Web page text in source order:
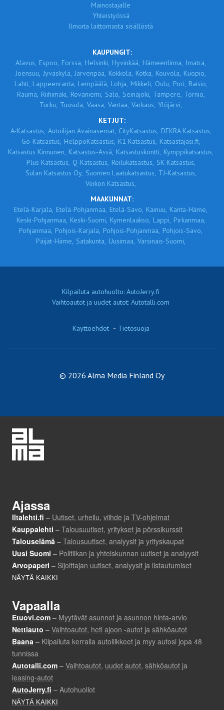
Mainostajalle
Yhteistyössä
Ilmoita laittomasta sisällöstä
KAUPUNGIT:
Alavus, Espoo, Forssa, Helsinki, Hyvinkää, Hämeenlinna, Imatra,
Joensuu, Jyväskylä, Järvenpää, Kokkola, Kotka, Kouvola, Kuopio,
Lahti, Lappeenranta, Lempäälä, Lohja, Mikkeli, Oulu, Pori, Raisio,
Rauma, Riihimäki, Rovaniemi, Salo, Seinäjoki, Tampere, Tornio,
Turku, Tuusula, Vaasa, Vantaa, Varkaus, Ylöjärvi,
KETJUT:
A-Katsastus, Autoilijan Avainasemat, CityKatsastus, DEKRA Katsastus,
Go-Katsastus, HelppoKatsastus, K1 Katsastus, Katsastajasi.fi,
Katsastus Kinnunen, Katsastus-Ässä, Katsastuskontti, Kymppikatsastus,
Plus Katsastus, Q-Katsastus, Reilukatsastus, SK Katsastus,
Sulan Katsastus Oy, Suomen Laatukatsastus, TJ-Katsastus,
Veikon Katsastus,
MAAKUNNAT:
Etelä-Karjala, Etelä-Pohjanmaa, Etelä-Savo, Kainuu, Kanta-Häme,
Keski-Pohjanmaa, Keski-Suomi, Kymenlaakso, Lappi, Pirkanmaa,
Pohjanmaa, Pohjois-Karjala, Pohjois-Pohjanmaa, Pohjois-Savo,
Päijät-Häme, Satakunta, Uusimaa, Varsinais-Suomi,
Kilpailuta autohuolto: AutoJerry.fi
Vaihtoautot ja uudet autot: Autotalli.com
Käyttöehdot - Tietosuoja
© 2026 Alma Media Finland Oy